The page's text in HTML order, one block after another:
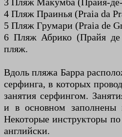
4 Пляж Праинья (Praia da
5 Пляж Грумари (Praia de
6 Пляж Абрико (Прайя де
пляж.
Вдоль пляжа Барра
серфинга, в которых
занятия серфингом.
и в основном заполнены
Некоторые инструкторы
английски.